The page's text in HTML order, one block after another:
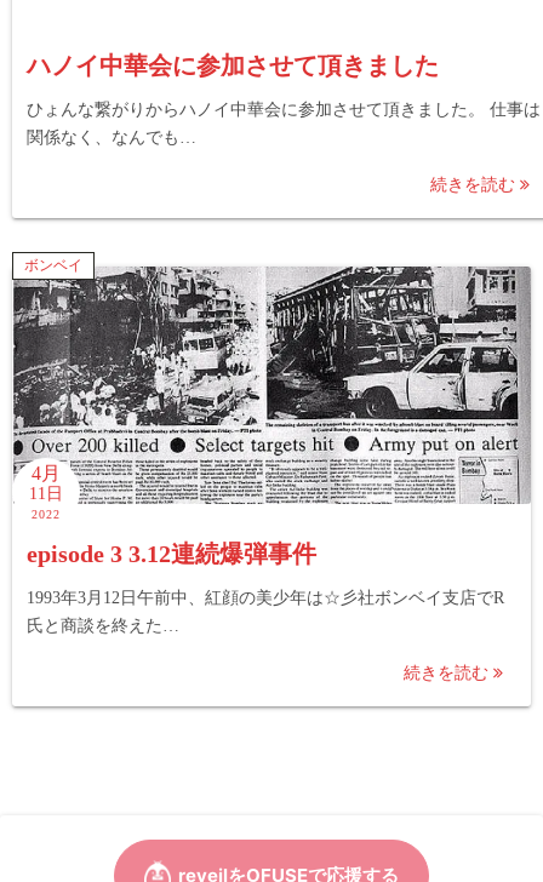
ハノイ中華会に参加させて頂きました
ひょんな繋がりからハノイ中華会に参加させて頂きました。 仕事は
関係なく、なんでも…
続きを読む
ボンベイ
4月
11日
2022
episode 3 3.12連続爆弾事件
1993年3月12日午前中、紅顔の美少年は☆彡社ボンベイ支店でR
氏と商談を終えた…
続きを読む